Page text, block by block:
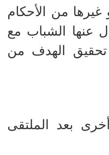
غيرها من الأحكام
عنها الشباب مع
تحقيق الهدف من
بعد الملتقى